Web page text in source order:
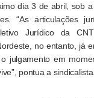
dia 3 de abril, sob
“As articulações
Jurídico da
no entanto, já
julgamento em
pontua a sindicalista.